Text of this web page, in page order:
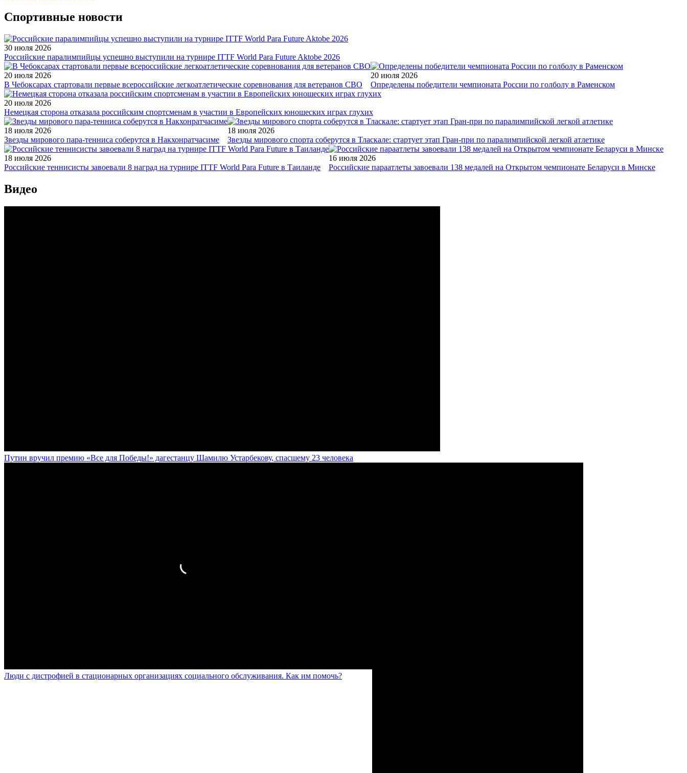
Спортивные новости
30 июля 2026
Российские паралимпийцы успешно выступили на турнире ITTF World Para Future Aktobe 2026
20 июля 2026
В Чебоксарах стартовали первые всероссийские легкоатлетические соревнования для ветеранов СВО
20 июля 2026
Определены победители чемпионата России по голболу в Раменском
20 июля 2026
Немецкая сторона отказала российским спортсменам в участии в Европейских юношеских играх глухих
18 июля 2026
Звезды мирового пара-тенниса соберутся в Накхонратчасиме
18 июля 2026
Звезды мирового спорта соберутся в Тласкале: стартует этап Гран-при по паралимпийской легкой атлетике
18 июля 2026
Российские теннисисты завоевали 8 наград на турнире ITTF World Para Future в Таиланде
16 июля 2026
Российские параатлеты завоевали 138 медалей на Открытом чемпионате Беларуси в Минске
Видео
Путин вручил премию «Все для Победы!» дагестанцу Шамилю Устарбекову, спасшему 23 человека
Люди с дистрофией в стационарных организациях социального обслуживания. Как им помочь?